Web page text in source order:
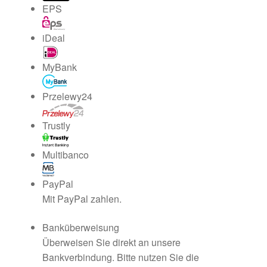
AGB
Datenschutzerklärung
Cookie-Richtlinie (EU)
Impressum
Tracking Status
EPS
iDeal
MyBank
Przelewy24
Trustly
Multibanco
PayPal
Mit PayPal zahlen.
Banküberweisung
Überweisen Sie direkt an unsere
Bankverbindung. Bitte nutzen Sie die